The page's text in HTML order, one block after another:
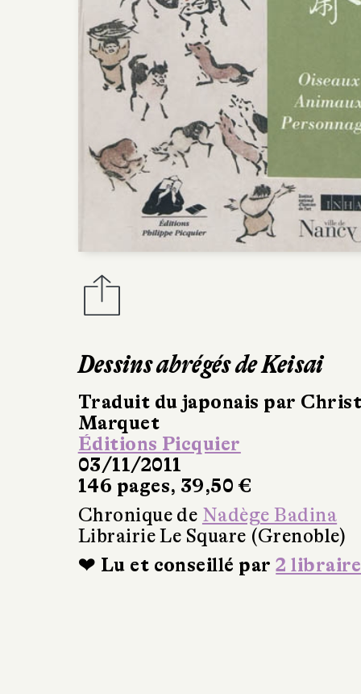
Dessins abrégés de Keisai
Traduit du japonais par
Marquet
Éditions Picquier
03/11/2011
146 pages, 39,50 €
Chronique de Nadège Badina
Librairie Le Square (Grenoble)
❤ Lu et conseillé par2